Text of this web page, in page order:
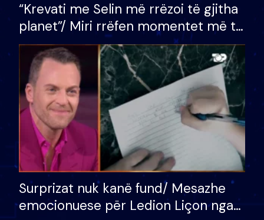
“Krevati me Selin më rrëzoi të gjitha
planet”/ Miri rrëfen momentet më të
bukura në shtëpinë e BB VIP: Do më
mungojë zilja e mëngjesit kur…
Surprizat nuk kanë fund/ Mesazhe
emocionuese për Ledion Liçon nga